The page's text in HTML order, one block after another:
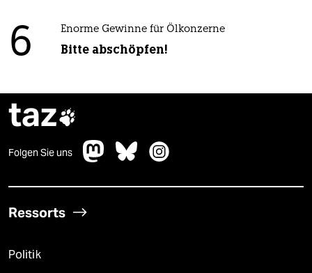
6 Enorme Gewinne für Ölkonzerne
Bitte abschöpfen!
taz
Folgen Sie uns
Ressorts
Politik